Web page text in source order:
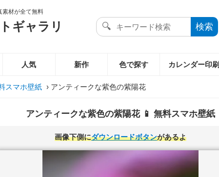
素材が全て無料
ギャラリ
人気 新作 色で探す カレンダー印刷
スマホ壁紙 › アンティークな紫色の紫陽花
アンティークな紫色の紫陽花 📱 無料スマホ壁紙
画像下側にダウンロードボタンがあるよ